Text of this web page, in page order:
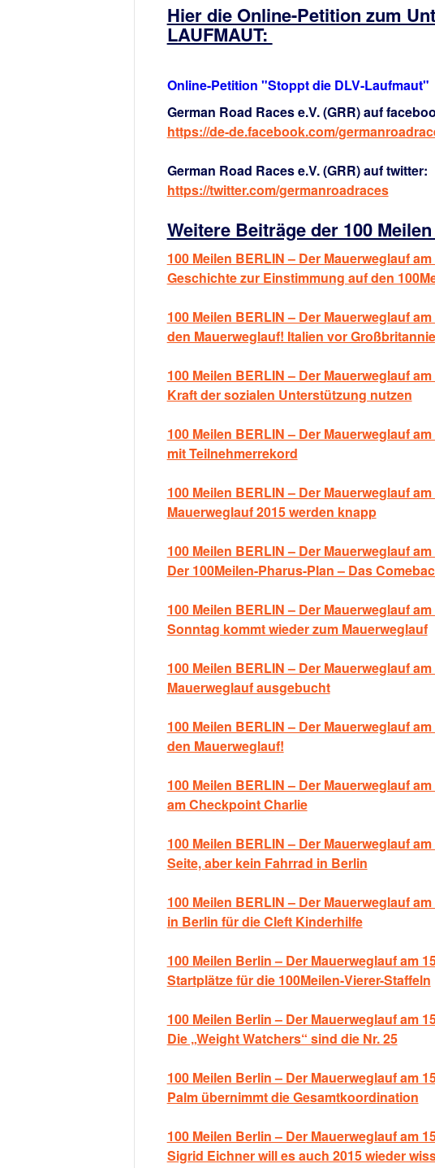
Hier die Online-Petition zum
LAUFMAUT:
Online-Petition "Stoppt die DLV-Laufmaut"
German Road Races e.V. (GRR) auf
https://de-de.facebook.com/
German Road Races e.V. (GRR) auf twitter:
https://twitter.com/germanroadraces
Weitere Beiträge der 100
100 Meilen BERLIN – Der Mauerweglauf
Geschichte zur Einstimmung auf den
100 Meilen BERLIN – Der Mauerweglauf
den Mauerweglauf! Italien vor
100 Meilen BERLIN – Der Mauerweglauf
Kraft der sozialen Unterstützung nutzen
100 Meilen BERLIN – Der Mauerweglauf
mit Teilnehmerrekord
100 Meilen BERLIN – Der Mauerweglauf
Mauerweglauf 2015 werden knapp
100 Meilen BERLIN – Der Mauerweglauf
Der 100Meilen-Pharus-Plan – Das
100 Meilen BERLIN – Der Mauerweglauf
Sonntag kommt wieder zum Mauerweglauf
100 Meilen BERLIN – Der Mauerweglauf
Mauerweglauf ausgebucht
100 Meilen BERLIN – Der Mauerweglauf
den Mauerweglauf!
100 Meilen BERLIN – Der Mauerweglauf
am Checkpoint Charlie
100 Meilen BERLIN – Der Mauerweglauf
Seite, aber kein Fahrrad in Berlin
100 Meilen BERLIN – Der Mauerweglauf
in Berlin für die Cleft Kinderhilfe
100 Meilen Berlin – Der Mauerweglauf am
Startplätze für die 100Meilen-Vierer-Staffeln
100 Meilen Berlin – Der Mauerweglauf am
Die „Weight Watchers“ sind die Nr. 25
100 Meilen Berlin – Der Mauerweglauf am
Palm übernimmt die Gesamtkoordination
100 Meilen Berlin – Der Mauerweglauf am
Sigrid Eichner will es auch 2015 wieder